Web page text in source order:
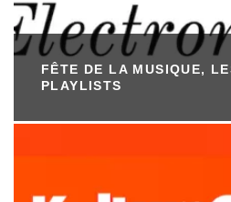
FÊTE DE LA MUSIQUE,
PLAYLISTS